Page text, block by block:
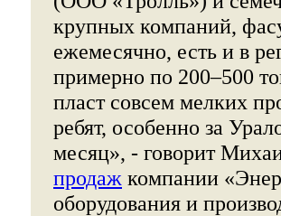
крупных компаний,
ежемесячно, есть и в
примерно по 200–500
пласт совсем мелких
ребят, особенно за
месяц», - говорит
продаж компании
оборудования и